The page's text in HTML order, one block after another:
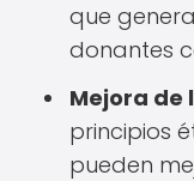
que
donantes
Mejora de
principios
pueden